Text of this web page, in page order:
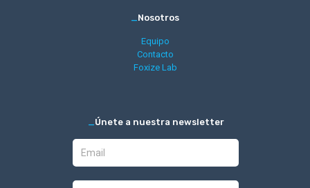
_Nosotros
Equipo
Contacto
Foxize Lab
_Únete a nuestra newsletter